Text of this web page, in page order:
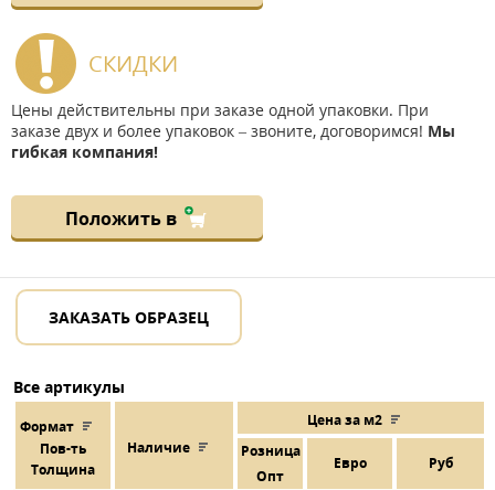
СКИДКИ
Цены действительны при заказе одной упаковки. При
заказе двух и более упаковок – звоните, договоримся! Мы
гибкая компания!
Положить в
ЗАКАЗАТЬ ОБРАЗЕЦ
Все артикулы
Формат
Пов-ть
Толщина
Наличие
Цена за м2
Розница
Евро Руб
Опт